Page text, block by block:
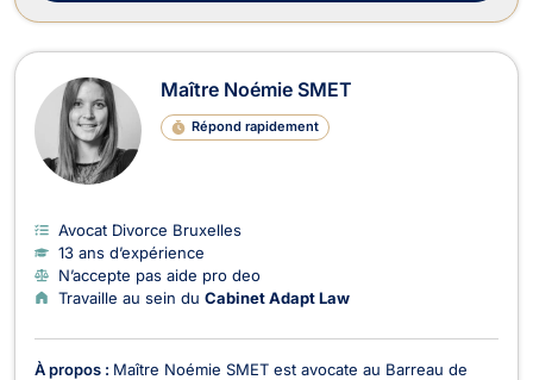
Maître Noémie SMET
Répond rapidement
Avocat Divorce Bruxelles
13 ans d’expérience
N’accepte pas aide pro deo
Travaille au sein du Cabinet Adapt Law
À propos : Maître Noémie SMET est avocate au Barreau de